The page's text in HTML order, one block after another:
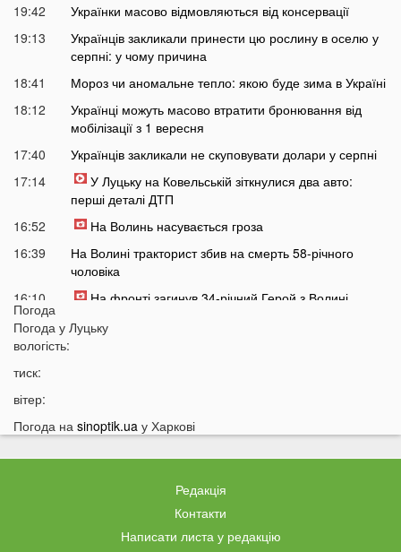
19:42
Українки масово відмовляються від консервації
19:13
Українців закликали принести цю рослину в оселю у
серпні: у чому причина
18:41
Мороз чи аномальне тепло: якою буде зима в Україні
18:12
Українці можуть масово втратити бронювання від
мобілізації з 1 вересня
17:40
Українців закликали не скуповувати долари у серпні
17:14
У Луцьку на Ковельській зіткнулися два авто:
перші деталі ДТП
16:52
На Волинь насувається гроза
16:39
На Волині тракторист збив на смерть 58-річного
чоловіка
16:10
На фронті загинув 34-річний Герой з Волині
15:37
Швидкого завершення війни не буде? Невтішний
15:09
перевірки документів
14:16
Лукашенко зробив нову цинічну заяву про війну в
У популярному м'ясному магазині у Луцьку
продають зелене м'ясо: покупці обурені
Українцям доведеться більше платити за комуналку:
Погода
Погода у Луцьку
вологість:
тиск:
вітер:
Погода на sinoptik.ua у Харкові
Редакція
Контакти
Написати листа у редакцію